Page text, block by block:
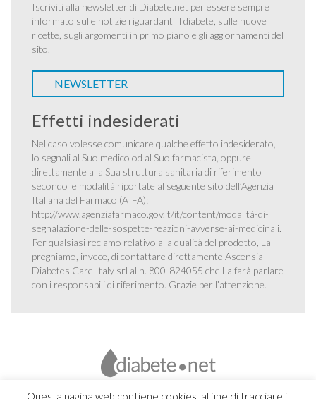
Iscriviti alla newsletter di Diabete.net per essere sempre
informato sulle notizie riguardanti il diabete, sulle nuove
ricette, sugli argomenti in primo piano e gli aggiornamenti del
sito.
NEWSLETTER
Effetti indesiderati
Nel caso volesse comunicare qualche effetto indesiderato,
lo segnali al Suo medico od al Suo farmacista, oppure
direttamente alla Sua struttura sanitaria di riferimento
secondo le modalità riportate al seguente sito dell’Agenzia
Italiana del Farmaco (AIFA):
http://www.agenziafarmaco.gov.it/it/content/modalità-di-
segnalazione-delle-sospette-reazioni-avverse-ai-medicinali.
Per qualsiasi reclamo relativo alla qualità del prodotto, La
preghiamo, invece, di contattare direttamente Ascensia
Diabetes Care Italy srl al n. 800-824055 che La farà parlare
con i responsabili di riferimento. Grazie per l’attenzione.